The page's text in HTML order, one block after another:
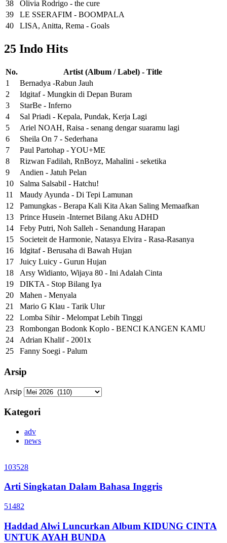
38
Olivia Rodrigo - the cure
39
LE SSERAFIM - BOOMPALA
40
LISA, Anitta, Rema - Goals
25 Indo Hits
No.
Artist (Album / Label) - Title
1
Bernadya -Rabun Jauh
2
Idgitaf - Mungkin di Depan Buram
3
StarBe - Inferno
4
Sal Priadi - Kepala, Pundak, Kerja Lagi
5
Ariel NOAH, Raisa - senang dengar suaramu lagi
6
Sheila On 7 - Sederhana
7
Paul Partohap - YOU+ME
8
Rizwan Fadilah, RnBoyz, Mahalini - seketika
9
Andien - Jatuh Pelan
10
Salma Salsabil - Hatchu!
11
Maudy Ayunda - Di Tepi Lamunan
12
Pamungkas - Berapa Kali Kita Akan Saling Memaafkan
13
Prince Husein -Internet Bilang Aku ADHD
14
Feby Putri, Noh Salleh - Senandung Harapan
15
Societeit de Harmonie, Natasya Elvira - Rasa-Rasanya
16
Idgitaf - Berusaha di Bawah Hujan
17
Juicy Luicy - Gurun Hujan
18
Arsy Widianto, Wijaya 80 - Ini Adalah Cinta
19
DIKTA - Stop Bilang Iya
20
Mahen - Menyala
21
Mario G Klau - Tarik Ulur
22
Lomba Sihir - Melompat Lebih Tinggi
23
Rombongan Bodonk Koplo - BENCI KANGEN KAMU
24
Adrian Khalif - 2001x
25
Fanny Soegi - Palum
Arsip
Arsip
Kategori
adv
news
103528
Arti Singkatan Dalam Bahasa Inggris
51482
Haddad Alwi Luncurkan Album KIDUNG CINTA
UNTUK AYAH BUNDA